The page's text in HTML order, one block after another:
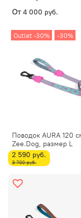
От 4 000 руб.
Outlet -30% -30%
Поводок AURA 120
Zee.Dog, размер L
2 590 руб.
3 700 руб.